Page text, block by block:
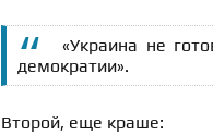
«Украина не
демократии».
Второй, еще краше: